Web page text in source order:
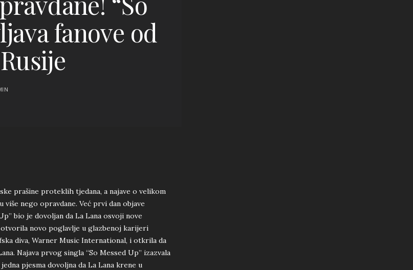
fanove od
prašine proteklih tjedana, a najave o velikom
nego opravdane. Već prvi dan objave
bio je dovoljan da La Lana osvoji nove
otvorila novo poglavlje u glazbenoj karijeri
diva, Warner Music International, i otkrila da
Najava prvog singla “So Messed Up” izazvala
pjesma dovoljna da La Lana krene u